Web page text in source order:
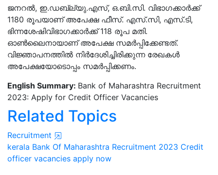
ജനറൽ, ഇ.ഡബ്ല്യു.എസ്, ഒ.ബി.സി. വിഭാഗക്കാർക്ക്
1180 രൂപയാണ് അപേക്ഷ ഫീസ്. എസ്.സി, എസ്.ടി,
ഭിന്നശേഷിവിഭാഗക്കാർക്ക് 118 രൂപ മതി.
ഓൺലൈനായാണ് അപേക്ഷ സമർപ്പിക്കേണ്ടത്.
വിജ്ഞാപനത്തിൽ നിർദേശിച്ചിരിക്കുന്ന രേഖകൾ
അപേക്ഷയോടൊപ്പം സമർപ്പിക്കണം.
English Summary: Bank of Maharashtra Recruitment
2023: Apply for Credit Officer Vacancies
Related Topics
Recruitment
kerala Bank Of Maharashtra Recruitment 2023 Credit
officer vacancies apply now